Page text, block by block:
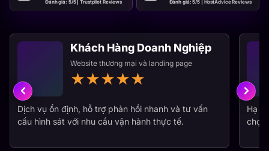
Khách Hàng Doanh Nghiệp
Website thương mại và landing page
★★★★★
Dịch vụ ổn định, hỗ trợ phản hồi nhanh và tư vấn
cấu hình sát với nhu cầu vận hành thực tế.
Hạ
chọn